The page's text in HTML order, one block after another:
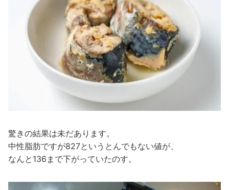
驚きの結果は未だあります。
中性脂肪ですが827というとんでもない値が、
なんと136まで下がっていたのす。